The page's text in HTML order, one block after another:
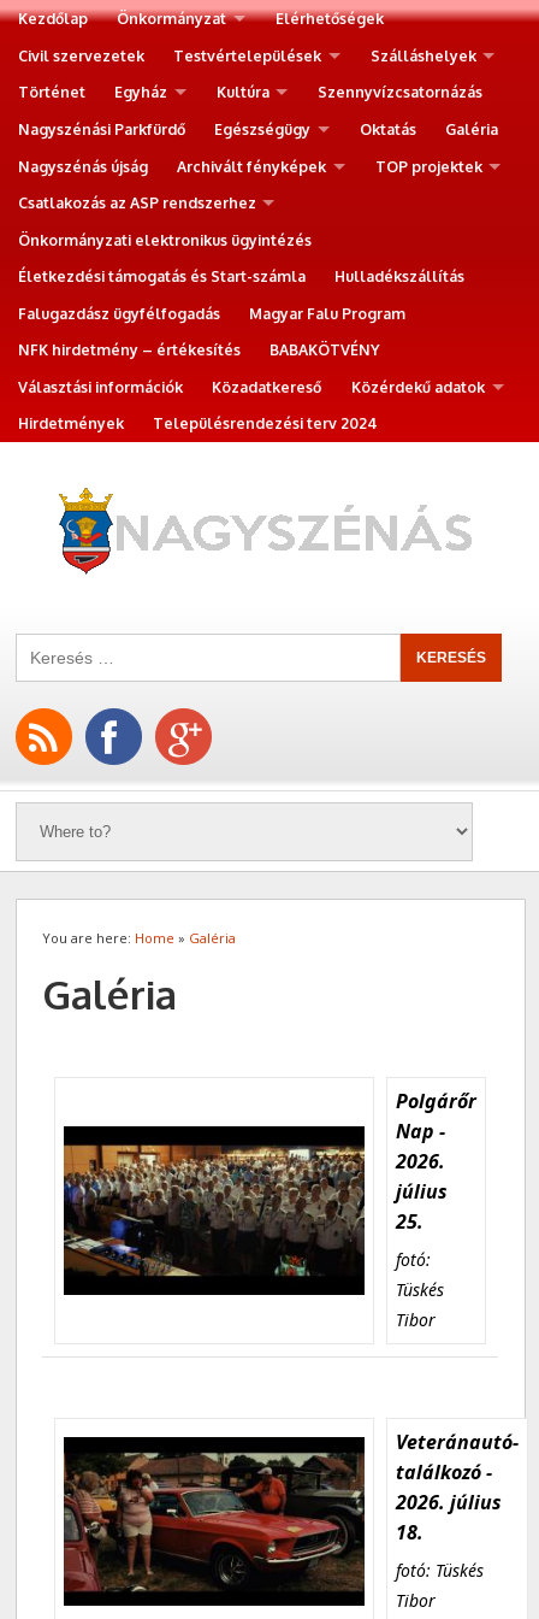
Kezdőlap Önkormányzat
Elérhetőségek
Civil szervezetek
Testvértelepülések
Szálláshelyek
Történet
Egyház Kultúra
Szennyvízcsatornázás
Nagyszénási Parkfürdő
Egészségügy Oktatás
Galéria
Nagyszénás újság
Archivált fényképek
TOP projektek
Csatlakozás az ASP rendszerhez
Önkormányzati elektronikus ügyintézés
Életkezdési támogatás és Start-számla
Hulladékszállítás
Falugazdász ügyfélfogadás
Magyar Falu Program
NFK hirdetmény – értékesítés
BABAKÖTVÉNY
Választási információk
Közadatkereső
Közérdekű adatok
Hirdetmények
Településrendezési terv 2024
You are here: Home » Galéria
Galéria
Polgárőr
Nap -
2026.
július
25.
fotó:
Tüskés
Tibor
Veteránautó-
találkozó -
2026. július
18.
fotó: Tüskés
Tibor